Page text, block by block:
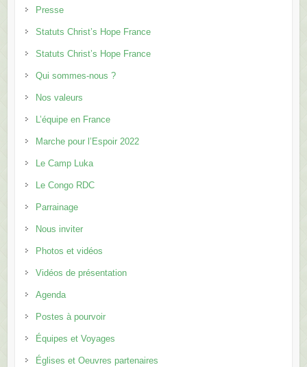
Presse
Statuts Christ’s Hope France
Statuts Christ’s Hope France
Qui sommes-nous ?
Nos valeurs
L’équipe en France
Marche pour l’Espoir 2022
Le Camp Luka
Le Congo RDC
Parrainage
Nous inviter
Photos et vidéos
Vidéos de présentation
Agenda
Postes à pourvoir
Équipes et Voyages
Églises et Oeuvres partenaires